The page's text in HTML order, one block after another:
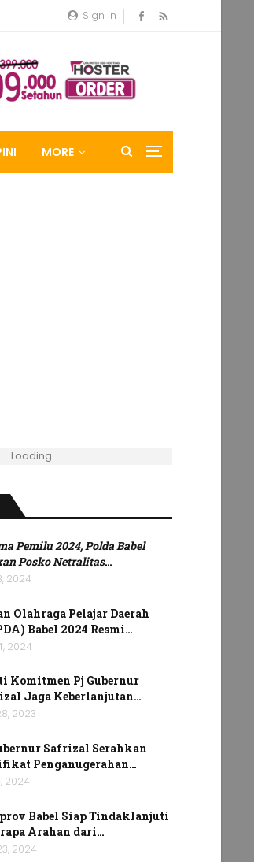
Sign In
MORE
Loading...
Pemilu 2024, Polda Babel
Posko Netralitas…
2024
Olahraga Pelajar Daerah
Babel 2024 Resmi…
2024
Komitmen Pj Gubernur
Jaga Keberlanjutan…
2023
Safrizal Serahkan
Penganugerahan…
2024
Babel Siap Tindaklanjuti
Arahan dari…
2024